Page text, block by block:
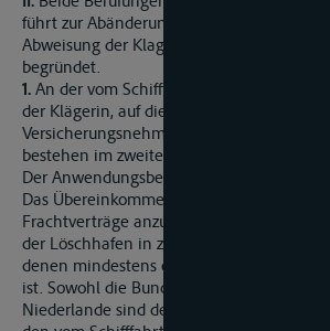
führt zur Abänderung des erstinstanzlichen
Abweisung der Klage, die Berufung der
begründet.
1. An der vom Schifffahrtsgericht bejahten
der Klägerin, auf die etwaige
Versicherungsnehmerin, der Absenderin,
bestehen im zweiten Rechtszug keine
Der Anwendungsbereich des Art. 16 Abs. 1
Das Übereinkommen ist gemäß Art. 2 Abs.
Frachtverträge anzuwenden, nach denen
der Löschhafen in zwei verschiedenen
denen mindestens einer Vertragspartei
ist. Sowohl die Bundesrepublik
Niederlande sind dem Übereinkommen